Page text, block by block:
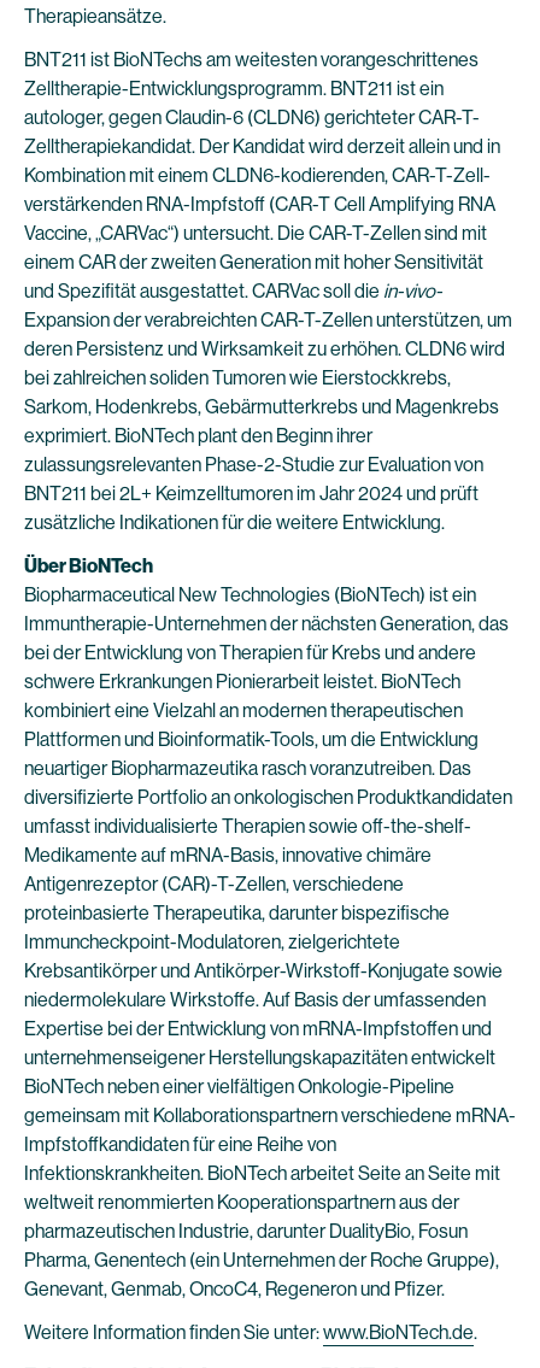
Therapieansätze.
BNT211 ist BioNTechs am weitesten vorangeschrittenes
Zelltherapie-Entwicklungsprogramm. BNT211 ist ein
autologer, gegen Claudin-6 (CLDN6) gerichteter CAR-T-
Zelltherapiekandidat. Der Kandidat wird derzeit allein und in
Kombination mit einem CLDN6-kodierenden, CAR-T-Zell-
verstärkenden RNA-Impfstoff (CAR-T Cell Amplifying RNA
Vaccine, „CARVac“) untersucht. Die CAR-T-Zellen sind mit
einem CAR der zweiten Generation mit hoher Sensitivität
und Spezifität ausgestattet. CARVac soll die in-vivo-
Expansion der verabreichten CAR-T-Zellen unterstützen, um
deren Persistenz und Wirksamkeit zu erhöhen. CLDN6 wird
bei zahlreichen soliden Tumoren wie Eierstockkrebs,
Sarkom, Hodenkrebs, Gebärmutterkrebs und Magenkrebs
exprimiert. BioNTech plant den Beginn ihrer
zulassungsrelevanten Phase-2-Studie zur Evaluation von
BNT211 bei 2L+ Keimzelltumoren im Jahr 2024 und prüft
zusätzliche Indikationen für die weitere Entwicklung.
Über BioNTech
Biopharmaceutical New Technologies (BioNTech) ist ein
Immuntherapie-Unternehmen der nächsten Generation, das
bei der Entwicklung von Therapien für Krebs und andere
schwere Erkrankungen Pionierarbeit leistet. BioNTech
kombiniert eine Vielzahl an modernen therapeutischen
Plattformen und Bioinformatik-Tools, um die Entwicklung
neuartiger Biopharmazeutika rasch voranzutreiben. Das
diversifizierte Portfolio an onkologischen Produktkandidaten
umfasst individualisierte Therapien sowie off-the-shelf-
Medikamente auf mRNA-Basis, innovative chimäre
Antigenrezeptor (CAR)-T-Zellen, verschiedene
proteinbasierte Therapeutika, darunter bispezifische
Immuncheckpoint-Modulatoren, zielgerichtete
Krebsantikörper und Antikörper-Wirkstoff-Konjugate sowie
niedermolekulare Wirkstoffe. Auf Basis der umfassenden
Expertise bei der Entwicklung von mRNA-Impfstoffen und
unternehmenseigener Herstellungskapazitäten entwickelt
BioNTech neben einer vielfältigen Onkologie-Pipeline
gemeinsam mit Kollaborationspartnern verschiedene mRNA-
Impfstoffkandidaten für eine Reihe von
Infektionskrankheiten. BioNTech arbeitet Seite an Seite mit
weltweit renommierten Kooperationspartnern aus der
pharmazeutischen Industrie, darunter DualityBio, Fosun
Pharma, Genentech (ein Unternehmen der Roche Gruppe),
Genevant, Genmab, OncoC4, Regeneron und Pfizer.
Weitere Information finden Sie unter:www.BioNTech.de.